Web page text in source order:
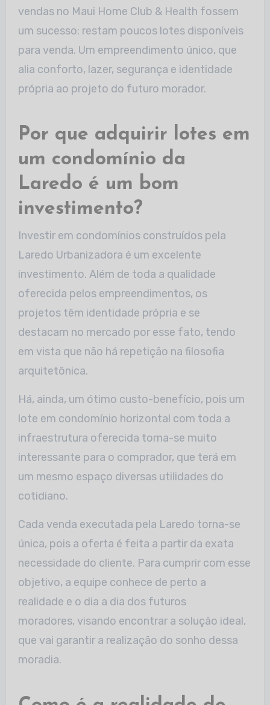
vendas no Maui Home Club & Health fossem
um sucesso: restam poucos lotes disponíveis
para venda. Um empreendimento único, que
alia conforto, lazer, segurança e identidade
própria ao projeto do futuro morador.
Por que adquirir lotes em
um condomínio da
Laredo é um bom
investimento?
Investir em condomínios construídos pela
Laredo Urbanizadora é um excelente
investimento. Além de toda a qualidade
oferecida pelos empreendimentos, os
projetos têm identidade própria e se
destacam no mercado por esse fato, tendo
em vista que não há repetição na filosofia
arquitetônica.
Há, ainda, um ótimo custo-benefício, pois um
lote em condomínio horizontal com toda a
infraestrutura oferecida torna-se muito
interessante para o comprador, que terá em
um mesmo espaço diversas utilidades do
cotidiano.
Cada venda executada pela Laredo torna-se
única, pois a oferta é feita a partir da exata
necessidade do cliente. Para cumprir com esse
objetivo, a equipe conhece de perto a
realidade e o dia a dia dos futuros
moradores, visando encontrar a solução ideal,
que vai garantir a realização do sonho dessa
moradia.